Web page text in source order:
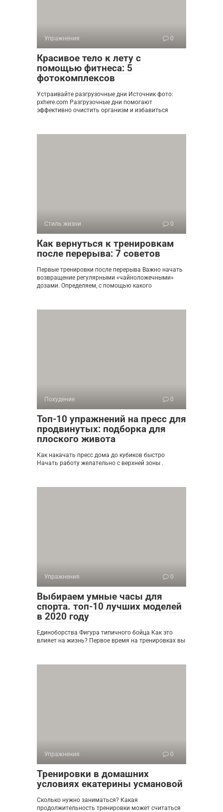
Упражнения 0
Красивое тело к лету с
помощью фитнеса: 5
фотокомплексов
Устраивайте разгрузочные дни Источник фото:
pxhere.com Разгрузочные дни помогают
эффективно очистить организм и избавиться
Стиль жизни 0
Как вернуться к тренировкам
после перерыва: 7 советов
Первые тренировки после перерыва Важно начать
возвращение регулярными «чайноложечными»
дозами. Определяем, с помощью какого
Похудение 0
Топ-10 упражнений на пресс для
продвинутых: подборка для
плоского живота
Как накачать пресс дома до кубиков быстро
Начать работу желательно с верхней зоны .
Упражнения 0
Выбираем умные часы для
спорта. топ-10 лучших моделей
в 2020 году
Единоборства Фигура типичного бойца Как это
влияет на жизнь? Первое время на тренировках вы
Упражнения 0
Тренировки в домашних
условиях екатерины усмановой
Сколько нужно заниматься? Какая
продолжительность тренировки может считаться